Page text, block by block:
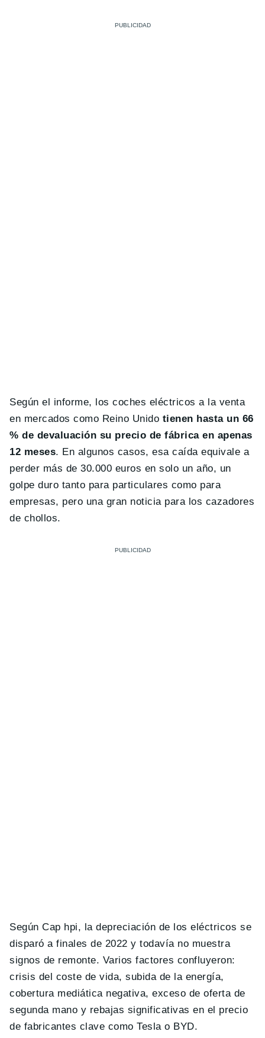
Según el informe, los coches eléctricos a la venta
en mercados como Reino Unido tienen hasta un 66
% de devaluación su precio de fábrica en apenas
12 meses. En algunos casos, esa caída equivale a
perder más de 30.000 euros en solo un año, un
golpe duro tanto para particulares como para
empresas, pero una gran noticia para los cazadores
de chollos.
Según Cap hpi, la depreciación de los eléctricos se
disparó a finales de 2022 y todavía no muestra
signos de remonte. Varios factores confluyeron:
crisis del coste de vida, subida de la energía,
cobertura mediática negativa, exceso de oferta de
segunda mano y rebajas significativas en el precio
de fabricantes clave como Tesla o BYD.